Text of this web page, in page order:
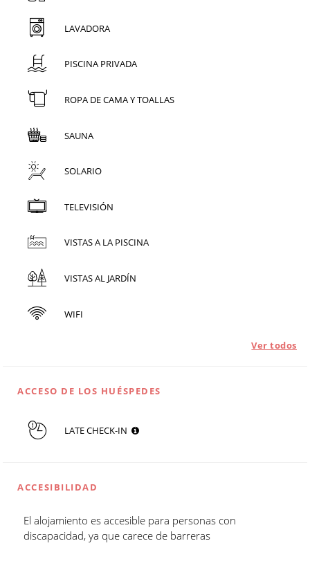
LAVADORA
PISCINA PRIVADA
ROPA DE CAMA Y TOALLAS
SAUNA
SOLARIO
TELEVISIÓN
VISTAS A LA PISCINA
VISTAS AL JARDÍN
WIFI
Ver todos
ACCESO DE LOS HUÉSPEDES
LATE CHECK-IN
ACCESIBILIDAD
El alojamiento es accesible para personas con
discapacidad, ya que carece de barreras